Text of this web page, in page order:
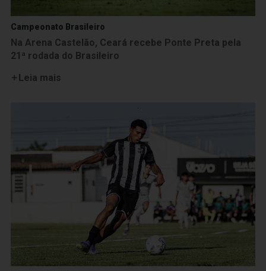
Campeonato Brasileiro
Na Arena Castelão, Ceará recebe Ponte Preta pela
21ª rodada do Brasileiro
Leia mais